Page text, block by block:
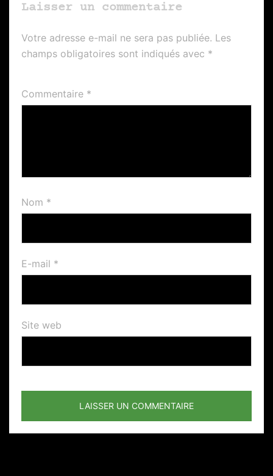
Laisser un commentaire
Votre adresse e-mail ne sera pas publiée. Les
champs obligatoires sont indiqués avec *
Commentaire *
Nom *
E-mail *
Site web